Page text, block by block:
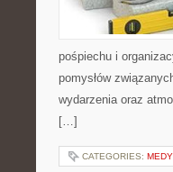
pośpiechu i
pomysłów
wydarzenia oraz
[…]
CATEGORIES: